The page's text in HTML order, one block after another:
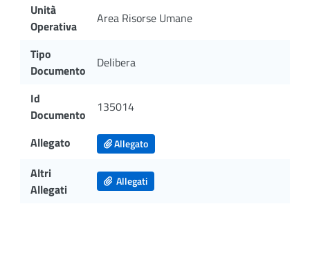
Unità
Operativa
Area Risorse Umane
Tipo
Documento
Delibera
Id
Documento
135014
Allegato Allegato
Altri
Allegati
Allegati